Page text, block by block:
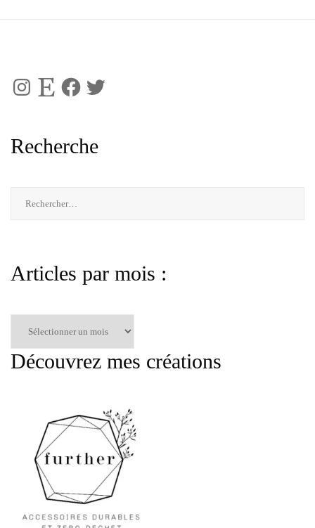
Instagram
Etsy FacebookTwitter
Recherche
Articles par mois :
mois
Découvrez mes créations